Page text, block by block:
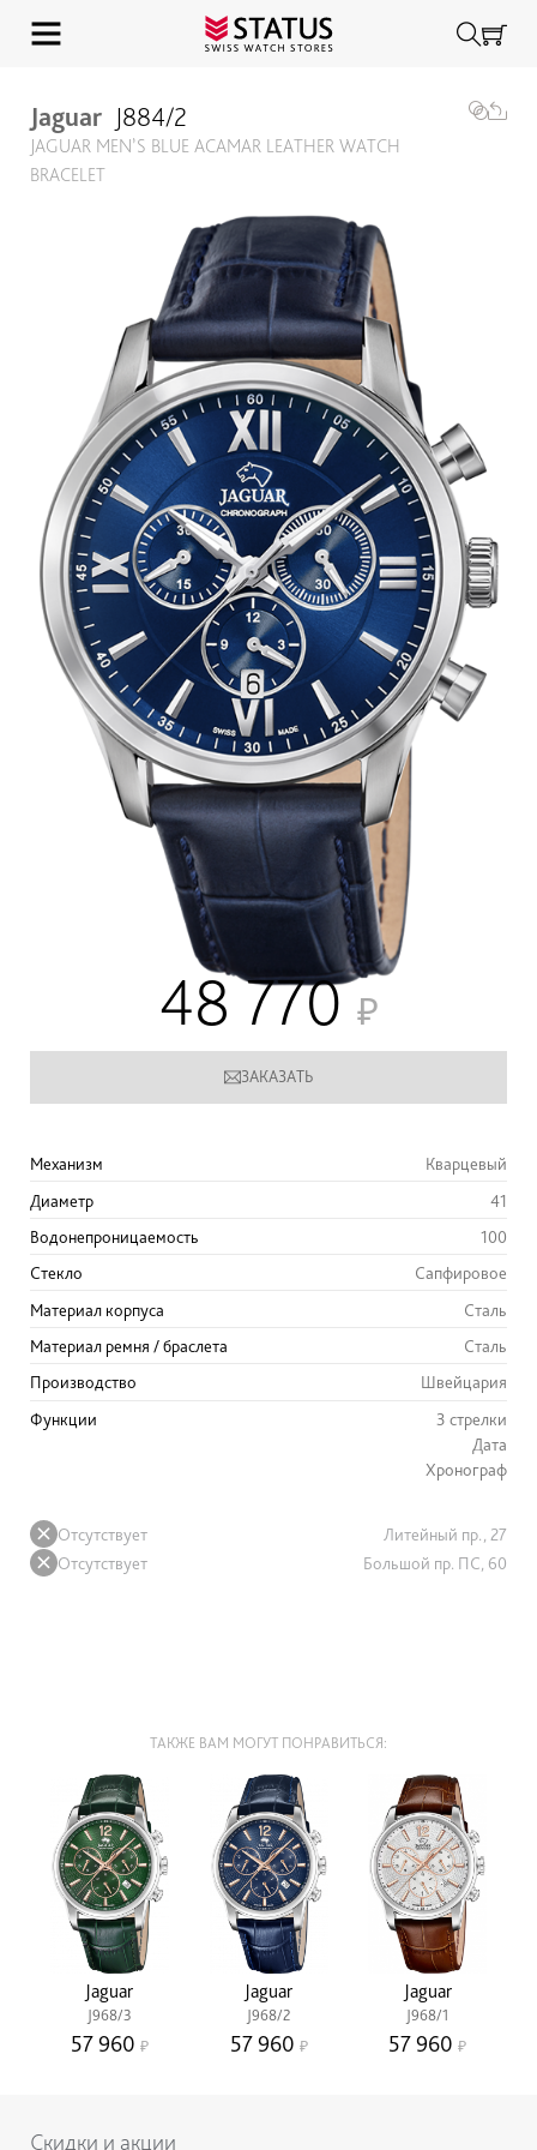
Jaguar J884/2
JAGUAR MEN’S BLUE ACAMAR LEATHER WATCH
BRACELET
48 770
ЗАКАЗАТЬ
Механизм
Кварцевый
Диаметр
41
Водонепроницаемость
100
Стекло
Сапфировое
Материал корпуса
Сталь
Материал ремня / браслета
Сталь
Производство
Швейцария
Функции
3 стрелки
Дата
Хронограф
Отсутствует
Литейный пр., 27
Отсутствует
Большой пр. ПС, 60
ТАКЖЕ ВАМ МОГУТ ПОНРАВИТЬСЯ:
Jaguar
J968/3
57 960
Jaguar
J968/2
57 960
Jaguar
J968/1
57 960
Скидки и акции